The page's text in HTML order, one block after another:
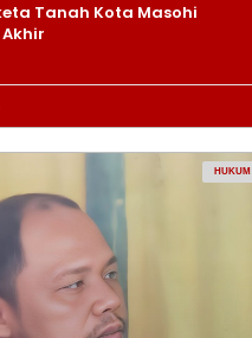
Tanah Kota Masohi
HUKUM